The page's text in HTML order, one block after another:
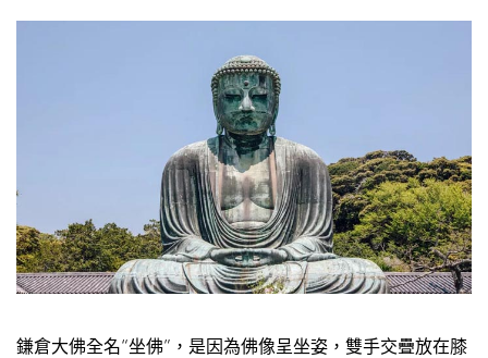
鎌倉大佛全名“坐佛”，是因為佛像呈坐姿，雙手交疊放在膝